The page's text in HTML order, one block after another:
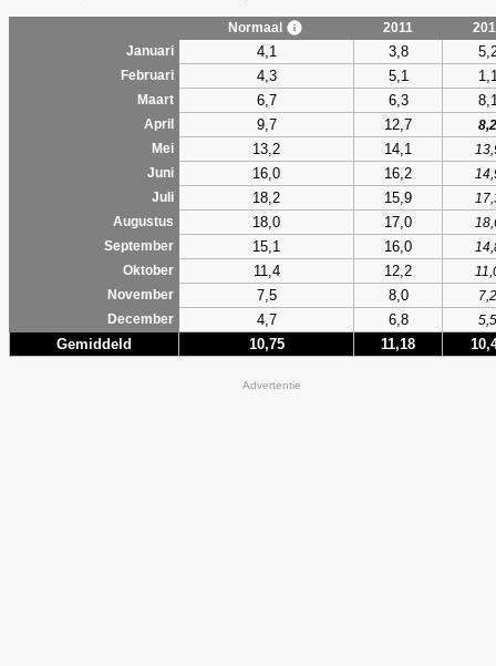
Normaal 2011
Januari
4,1 3,8
Februari 4,3 5,1
Maart 6,7 6,3
April 9,7 12,7
8,2
Mei
13,2 14,1
Juni
16,0 16,2
Juli
18,2 15,9
Augustus
18,0 17,0
September
15,1 16,0
Oktober
11,4 12,2
November
7,5 8,0
7,2
December
4,7 6,8 5,5
Gemiddeld 10,75 11,18
Advertentie